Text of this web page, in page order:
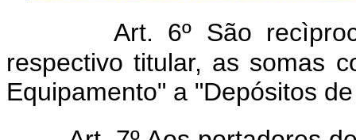
Art. 6º São
respectivo titular, as somas
Equipamento" a "Depósitos